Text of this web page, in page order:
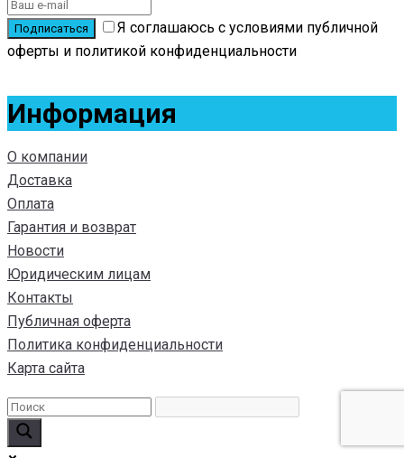
Я соглашаюсь с условиями публичной
оферты и политикой конфиденциальности
Информация
О компании
Доставка
Оплата
Гарантия и возврат
Новости
Юридическим лицам
Контакты
Публичная оферта
Политика конфиденциальности
Карта сайта